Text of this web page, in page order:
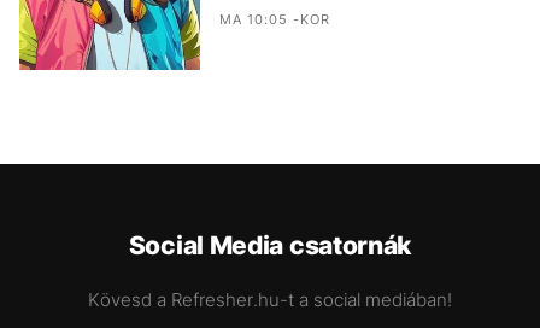
MA 10:05 -KOR
Social Media csatornák
Kövesd a Refresher.hu-t a social mediában!